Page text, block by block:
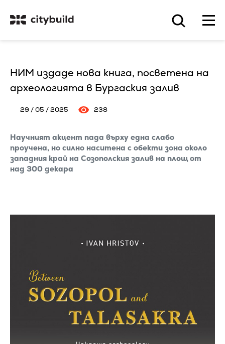
НИМ издаде нова книга, посветена на
археологията в Бургаския залив
29 / 05 / 2025 238
Научният акцент пада върху една слабо
проучена, но силно наситена с обекти зона около
западния край на Созополския залив на площ от
над 300 декара